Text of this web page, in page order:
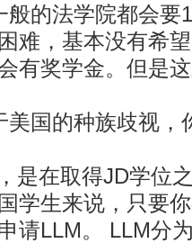
的法学院都会要
难，基本没有希
有奖学金。但是
美国的种族歧视，
在取得JD学位之
学生来说，只要
请LLM。 LLM分